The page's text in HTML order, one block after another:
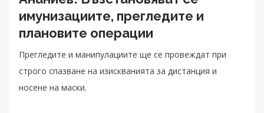
имунизациите, прегледите и
плановите операции
Прегледите и манипулациите ще се провеждат при
строго спазване на изискванията за дистанция и
носене на маски.